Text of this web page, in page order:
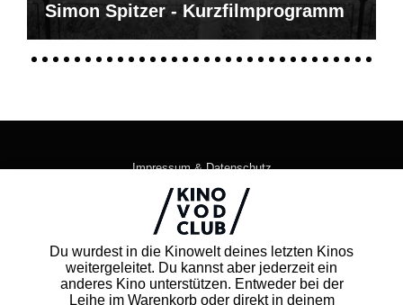
Du wurdest in die Kinowelt deines letzten Kinos
weitergeleitet. Du kannst aber jederzeit ein
anderes Kino unterstützen. Entweder bei der
Leihe im Warenkorb oder direkt in deinem
Simon Spitzer - Kurzfilmprogramm
Impressum & Datenschutz
AGB
Kontakt
FAQ
Newsletter
Partner